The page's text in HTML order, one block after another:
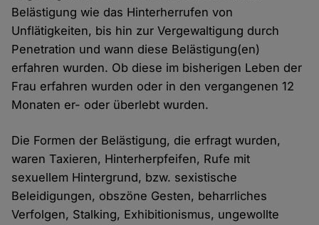
Belästigung wie das Hinterherrufen von
Unflätigkeiten, bis hin zur Vergewaltigung durch
Penetration und wann diese Belästigung(en)
erfahren wurden. Ob diese im bisherigen Leben der
Frau erfahren wurden oder in den vergangenen 12
Monaten er- oder überlebt wurden.
Die Formen der Belästigung, die erfragt wurden,
waren Taxieren, Hinterherpfeifen, Rufe mit
sexuellem Hintergrund, bzw. sexistische
Beleidigungen, obszöne Gesten, beharrliches
Verfolgen, Stalking, Exhibitionismus, ungewollte